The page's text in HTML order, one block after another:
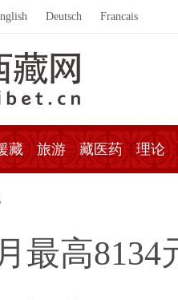
Deutsch Francais
藏 旅游 藏医药 理论
最高